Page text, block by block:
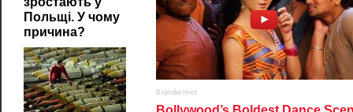
Польщі. У чому
причина?